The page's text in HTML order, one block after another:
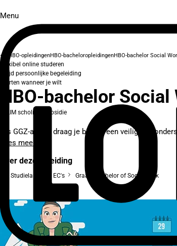
Menu
HBO-opleidingenHBO-bacheloropleidingenHBO-bachelor Social
Flexibel online studeren
Altijd persoonlijke begeleiding
Starten wanneer je wilt
HBO-bachelor
SLIM scholingssubsidie
Als GGZ-agoog draag je bij aan een veilige en
Lees meer
Over deze opleiding
Studielast: 240 EC's Graad: Bachelor of Social work